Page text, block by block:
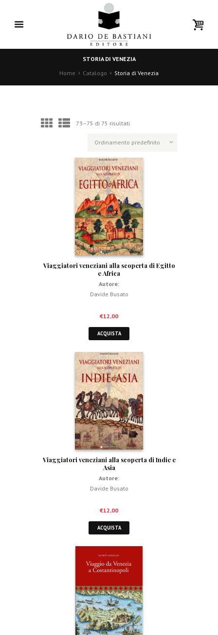
STORIA DI VENEZIA
Home
Catalogo Storia di Venezia
73–75 di 75 risultati
Viaggiatori veneziani alla scoperta di Egitto
e Africa
Autore:
Davide Busato
€12,00
ACQUISTA
Viaggiatori veneziani alla scoperta di Indie e
Asia
Autore:
Davide Busato
€12,00
ACQUISTA